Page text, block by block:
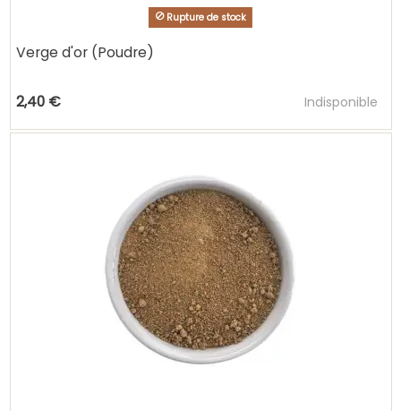
Rupture de stock
Verge d'or (Poudre)
2,40 € Indisponible
Ajouter au